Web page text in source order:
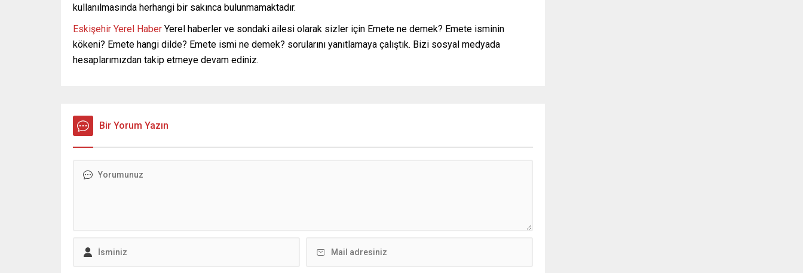
kullanılmasında herhangi bir sakınca bulunmamaktadır.
Eskişehir Yerel Haber Yerel haberler ve sondaki ailesi olarak sizler için Emete ne demek? Emete isminin
kökeni? Emete hangi dilde? Emete ismi ne demek? sorularını yanıtlamaya çalıştık. Bizi sosyal medyada
hesaplarımızdan takip etmeye devam ediniz.
Bir Yorum Yazın